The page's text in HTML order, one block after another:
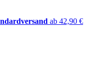
ab 42,90 €